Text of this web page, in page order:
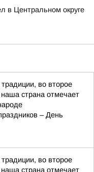
в Центральном округе
во второе
наша страна отмечает
– День
во второе
наша страна отмечает